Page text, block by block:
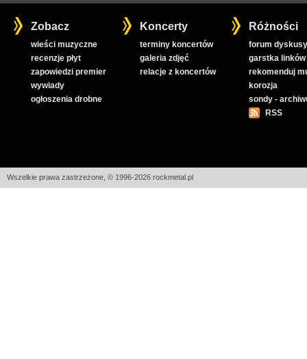
Zobacz
wieści muzyczne
recenzje płyt
zapowiedzi premier
wywiady
ogłoszenia drobne
Koncerty
terminy koncertów
galeria zdjęć
relacje z koncertów
Różności
forum
garstka linków
rekomenduj
korozja
sondy -
RSS
Wszelkie prawa zastrzeżone, © 1996-2026 rockmetal.pl